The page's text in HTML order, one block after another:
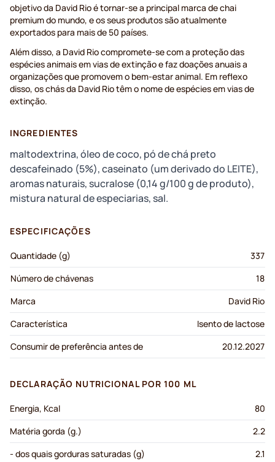
objetivo da David Rio é tornar-se a principal marca de chai
premium do mundo, e os seus produtos são atualmente
exportados para mais de 50 países.
Além disso, a David Rio compromete-se com a proteção das
espécies animais em vias de extinção e faz doações anuais a
organizações que promovem o bem-estar animal. Em reflexo
disso, os chás da David Rio têm o nome de espécies em vias de
extinção.
INGREDIENTES
maltodextrina, óleo de coco, pó de chá preto
descafeinado (5%), caseinato (um derivado do LEITE),
aromas naturais, sucralose (0,14 g/100 g de produto),
mistura natural de especiarias, sal.
ESPECIFICAÇÕES
Quantidade (g)
337
Número de chávenas
18
Marca
David Rio
Característica
Isento de lactose
Consumir de preferência antes de
20.12.2027
DECLARAÇÃO NUTRICIONAL POR 100 ML
Energia, Kcal
80
Matéria gorda (g.)
2.2
- dos quais gorduras saturadas (g)
2.1